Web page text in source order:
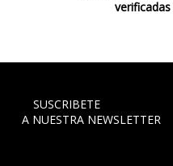
verificadas
SUSCRIBETE
A NUESTRA NEWSLETTER